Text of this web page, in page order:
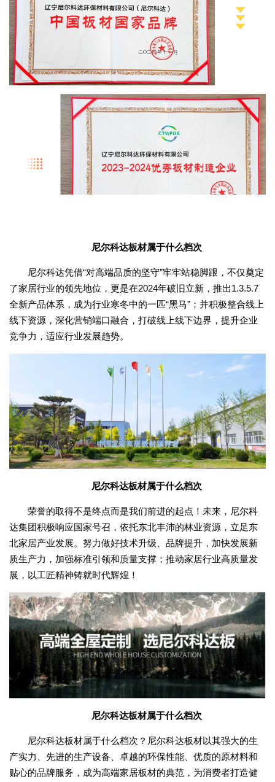
尼尔科达板材属于什么档次
尼尔科达凭借“对高端品质的坚守”牢牢站稳脚跟，不仅奠定
了家居行业的领先地位，更是在2024年破旧立新，推出1.3.5.7
全新产品体系，成为行业寒冬中的一匹“黑马”；并积极整合线上
线下资源，深化营销端口融合，打破线上线下边界，提升企业
竞争力，适应行业发展趋势。
尼尔科达板材属于什么档次
荣誉的取得不是终点而是我们前进的起点！未来，尼尔科
达集团积极响应国家号召，依托东北丰沛的林业资源，立足东
北家居产业发展。努力做好技术升级、品牌提升，加快发展新
质生产力，加强标准引领和质量支撑；推动家居行业高质量发
展，以工匠精神铸就时代辉煌！
尼尔科达板材属于什么档次
尼尔科达板材属于什么档次？尼尔科达板材以其强大的生
产实力、先进的生产设备、卓越的环保性能、优质的原材料和
贴心的品牌服务，成为高端家居板材的典范，为消费者打造健